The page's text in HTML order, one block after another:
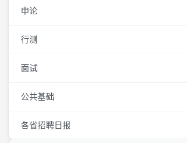
申论
行测
面试
公共基础
各省招聘日报